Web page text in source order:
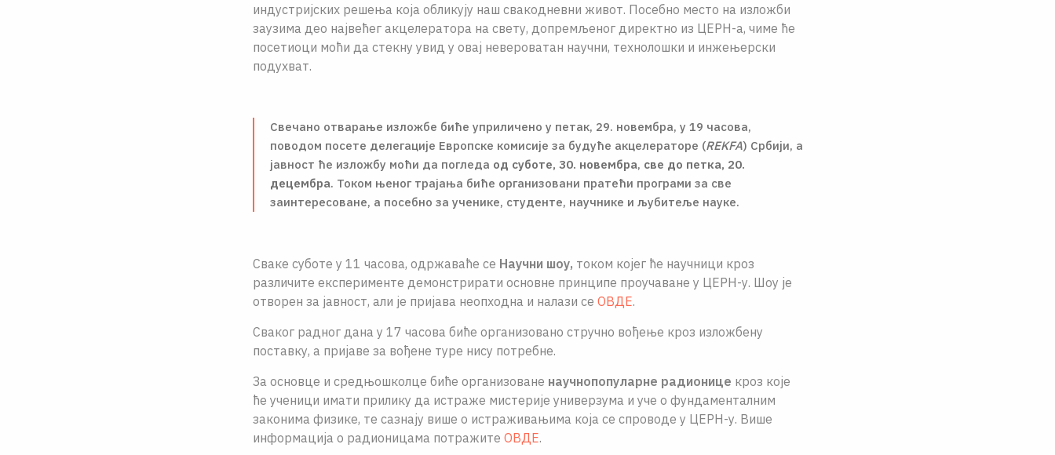
индустријских решења која обликују наш свакодневни живот. Посебно место на изложби
заузима део највећег акцелератора на свету, допремљеног директно из ЦЕРН-а, чиме ће
посетиоци моћи да стекну увид у овај невероватан научни, технолошки и инжењерски
подухват.
Свечано отварање изложбе биће уприличено у петак, 29. новембра, у 19 часова,
поводом посете делегације Европске комисије за будуће акцелераторе (REKFA) Србији, а
јавност ће изложбу моћи да погледа од суботе, 30. новембра, све до петка, 20.
децембра. Током њеног трајања биће организовани пратећи програми за све
заинтересоване, а посебно за ученике, студенте, научнике и љубитеље науке.
Сваке суботе у 11 часова, одржаваће се Научни шоу, током којег ће научници кроз
различите експерименте демонстрирати основне принципе проучаване у ЦЕРН-у. Шоу је
отворен за јавност, али је пријава неопходна и налази се ОВДЕ.
Сваког радног дана у 17 часова биће организовано стручно вођење кроз изложбену
поставку, а пријаве за вођене туре нису потребне.
За основце и средњошколце биће организоване научнопопуларне радионице кроз које
ће ученици имати прилику да истраже мистерије универзума и уче о фундаменталним
законима физике, те сазнају више о истраживањима која се спроводе у ЦЕРН-у. Више
информација о радионицама потражите ОВДЕ.